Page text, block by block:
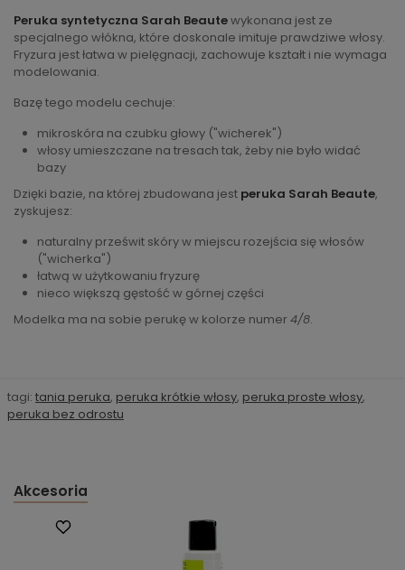
Peruka syntetyczna Sarah Beautewykonana jest ze
specjalnego włókna, które doskonale imituje prawdziwe włosy.
Fryzura jest łatwa w pielęgnacji, zachowuje kształt i nie wymaga
modelowania.
Bazę tego modelu cechuje:
mikroskóra na czubku głowy ("wicherek")
włosy umieszczane na tresach tak, żeby nie było widać
bazy
Dzięki bazie, na której zbudowana jest peruka Sarah Beaute,
zyskujesz:
naturalny prześwit skóry w miejscu rozejścia się włosów
("wicherka")
łatwą w użytkowaniu fryzurę
nieco większą gęstość w górnej części
Modelka ma na sobie perukę w kolorze numer 4/8.
tagi: tania peruka, peruka krótkie włosy, peruka proste włosy,
peruka bez odrostu
Akcesoria